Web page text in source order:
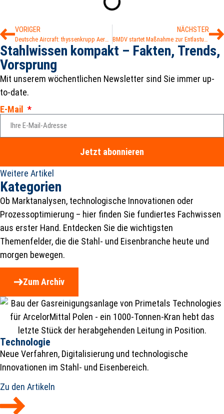
VORIGER
Deutsche Aircraft: thyssenkrupp Aerospace soll Lieferkette optimieren
NÄCHSTER
BMDV startet Maßnahme zur Entlastung der Straßeninfrastruktur
Stahlwissen kompakt – Fakten, Trends,
Vorsprung
Mit unserem wöchentlichen Newsletter sind Sie immer up-
to-date.
E-Mail
Jetzt abonnieren
Weitere Artikel
Kategorien
Ob Marktanalysen, technologische Innovationen oder
Prozessoptimierung – hier finden Sie fundiertes Fachwissen
aus erster Hand. Entdecken Sie die wichtigsten
Themenfelder, die die Stahl- und Eisenbranche heute und
morgen bewegen.
Zum Archiv
Technologie
Neue Verfahren, Digitalisierung und technologische
Innovationen im Stahl- und Eisenbereich.
Zu den Artikeln